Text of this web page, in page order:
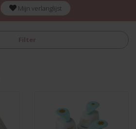
Mijn verlanglijst
Filter